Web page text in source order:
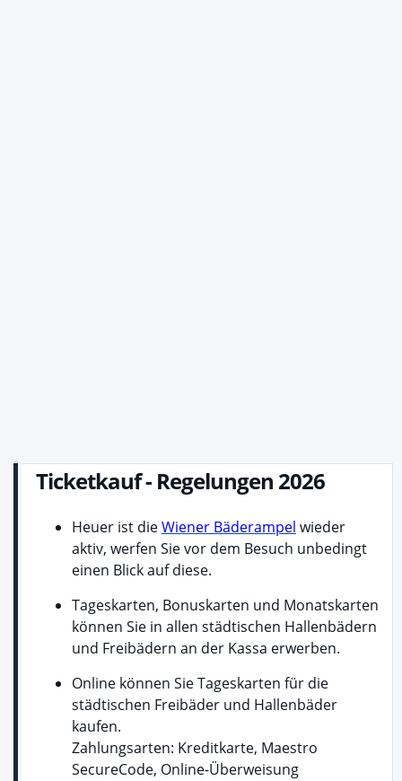
Ticketkauf - Regelungen 2026
Heuer ist dieWiener Bäderampel wieder
aktiv, werfen Sie vor dem Besuch unbedingt
einen Blick auf diese.
Tageskarten, Bonuskarten und Monatskarten
können Sie in allen städtischen Hallenbädern
und Freibädern an der Kassa erwerben.
Online können Sie Tageskarten für die
städtischen Freibäder und Hallenbäder
kaufen.
Zahlungsarten: Kreditkarte, Maestro
SecureCode, Online-Überweisung